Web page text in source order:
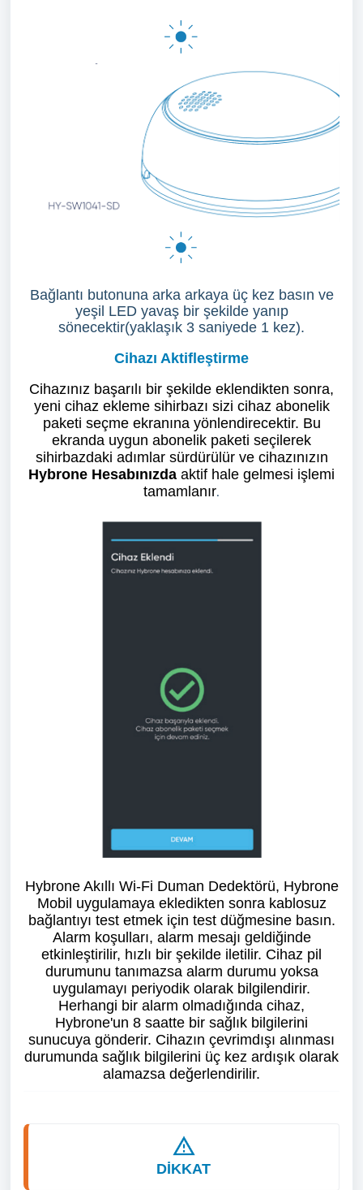
Bağlantı butonuna arka arkaya üç kez basın ve
yeşil LED yavaş bir şekilde yanıp
sönecektir(yaklaşık 3 saniyede 1 kez).
Cihazı Aktifleştirme
Cihazınız başarılı bir şekilde eklendikten sonra,
yeni cihaz ekleme sihirbazı sizi cihaz abonelik
paketi seçme ekranına yönlendirecektir. Bu
ekranda uygun abonelik paketi seçilerek
sihirbazdaki adımlar sürdürülür ve cihazınızın
Hybrone Hesabınızda aktif hale gelmesi işlemi
tamamlanır.
Hybrone Akıllı Wi-Fi Duman Dedektörü, Hybrone
Mobil uygulamaya ekledikten sonra kablosuz
bağlantıyı test etmek için test düğmesine basın.
Alarm koşulları, alarm mesajı geldiğinde
etkinleştirilir, hızlı bir şekilde iletilir. Cihaz pil
durumunu tanımazsa alarm durumu yoksa
uygulamayı periyodik olarak bilgilendirir.
Herhangi bir alarm olmadığında cihaz,
Hybrone'un 8 saatte bir sağlık bilgilerini
sunucuya gönderir. Cihazın çevrimdışı alınması
durumunda sağlık bilgilerini üç kez ardışık olarak
alamazsa değerlendirilir.
DİKKAT